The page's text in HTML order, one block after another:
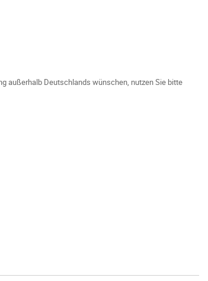
außerhalb Deutschlands wünschen, nutzen Sie bitte